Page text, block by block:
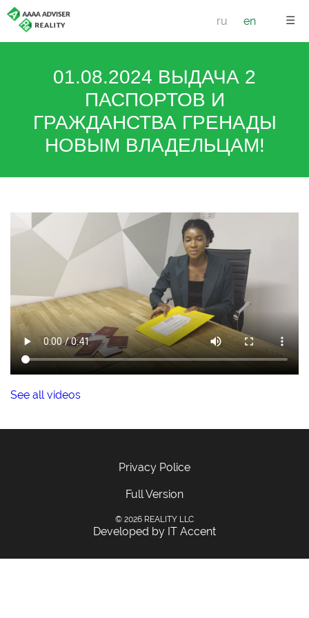
☰
ru en
01.08.2024 ВЫДАЧА 2
ПАСПОРТОВ И
ГРАЖДАНСТВА ГРЕНАДЫ
НОВЫМ ВЛАДЕЛЬЦАМ!
See all videos
Privacy Police
Full Version
© 2026 REALITY LLC
Developed by IT Accent